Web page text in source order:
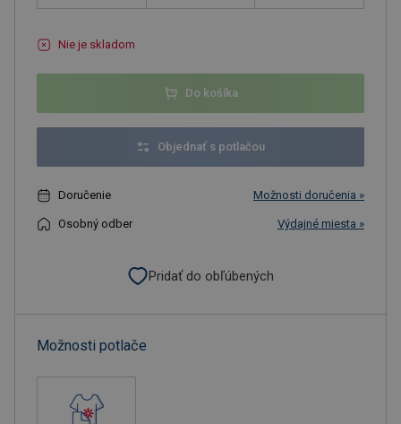
Nie je skladom
Do košíka
Objednať s potlačou
Doručenie Možnosti doručenia »
Osobný odber Výdajné miesta »
Pridať do obľúbených
Možnosti potlače